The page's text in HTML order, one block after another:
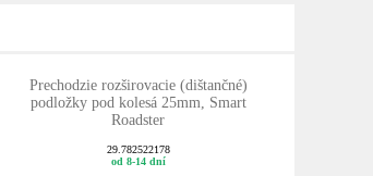
Prechodzie rozširovacie (dištančné)
podložky pod kolesá 25mm, Smart
Roadster
29.782522178
od 8-14 dní